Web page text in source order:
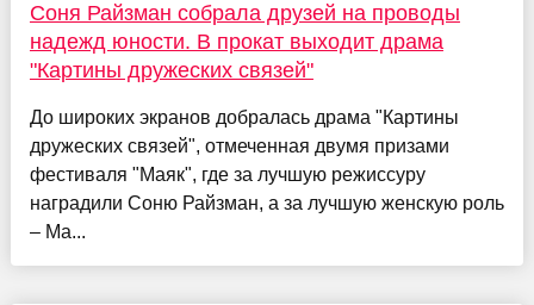
Соня Райзман собрала друзей на проводы
надежд юности. В прокат выходит драма
"Картины дружеских связей"
До широких экранов добралась драма "Картины
дружеских связей", отмеченная двумя призами
фестиваля "Маяк", где за лучшую режиссуру
наградили Соню Райзман, а за лучшую женскую роль
– Ма...